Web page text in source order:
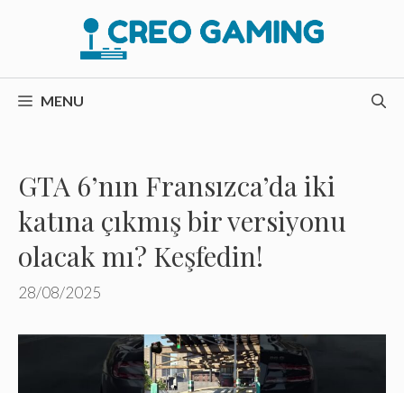
MENU
GTA 6’nın Fransızca’da iki
katına çıkmış bir versiyonu
olacak mı? Keşfedin!
28/08/2025